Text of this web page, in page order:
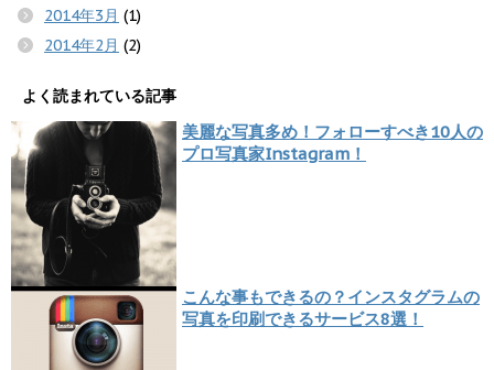
2014年3月 (1)
2014年2月 (2)
よく読まれている記事
美麗な写真多め！フォローすべき10人の
プロ写真家Instagram！
こんな事もできるの？インスタグラムの
写真を印刷できるサービス8選！